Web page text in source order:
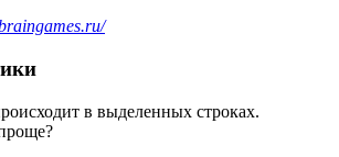
в выделенных строках.